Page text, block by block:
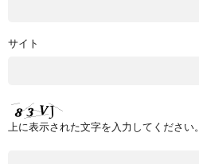
サイト
上に表示された文字を入力してください。